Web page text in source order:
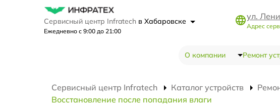
Сервисный центр Infratech в Хабаровске
Ежедневно с 9:00 до 21:00
ул.
Адрес
О компании Ремонт
Сервисный центр Infratech Каталог устройств
Восстановление после попадания влаги